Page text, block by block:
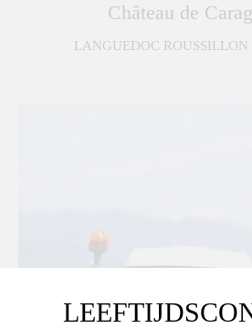
Château de
LANGUEDOC